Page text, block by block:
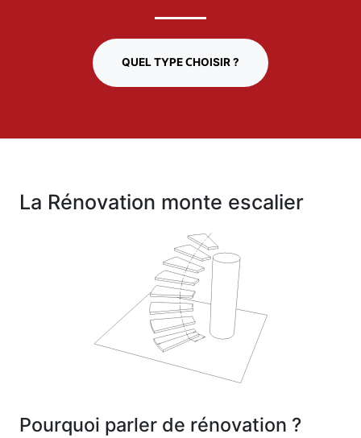
QUEL TYPE CHOISIR ?
La Rénovation monte escalier
Pourquoi parler de rénovation ?